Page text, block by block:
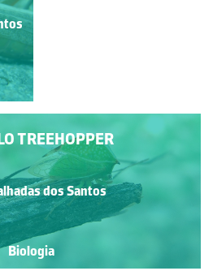
TREEHOPPER
dos Santos
Biologia